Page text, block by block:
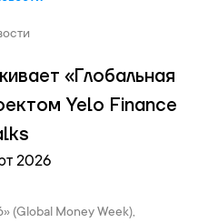
«Глобальная
Yelo Finance
2026
(Global Money Week),